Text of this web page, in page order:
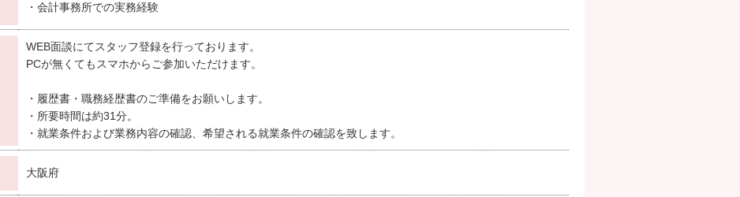
・会計事務所での実務経験
WEB面談にてスタッフ登録を行っております。
PCが無くてもスマホからご参加いただけます。
・履歴書・職務経歴書のご準備をお願いします。
・所要時間は約31分。
・就業条件および業務内容の確認、希望される就業条件の確認を致します。
大阪府